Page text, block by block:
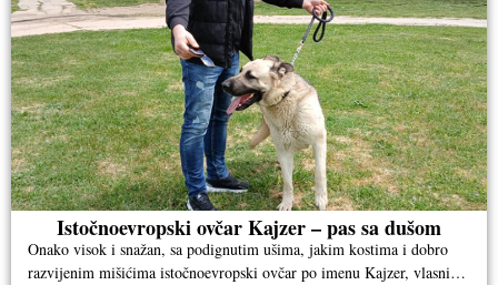
Istočnoevropski ovčar Kajzer – pas sa dušom
Onako visok i snažan, sa podignutim ušima, jakim kostima i dobro
razvijenim mišićima istočnoevropski ovčar po imenu Kajzer, vlasnika